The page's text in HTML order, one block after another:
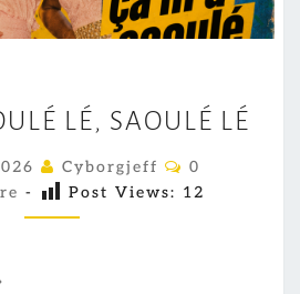
A
M
’
A
LÉ, SAOULÉ LÉ
Cyborgjeff
C
M
0
- Post Views: 12